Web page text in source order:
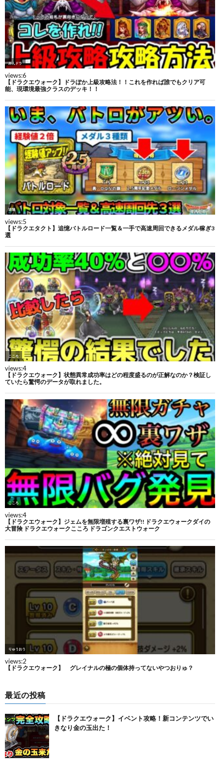
最近の投稿
【ドラクエウォーク】イベント攻略！新コンテンツでい
きなり金の玉出た！